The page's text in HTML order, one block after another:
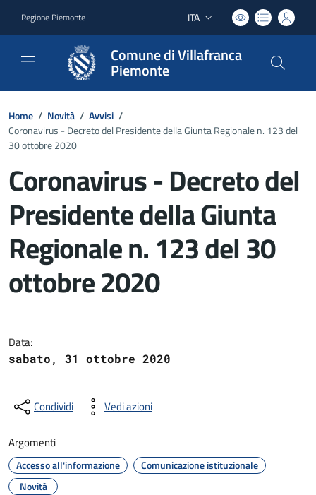
Regione Piemonte Lingua attiva:
ITA
Comune di Villafranca
Piemonte
Home / Novità / Avvisi /
Coronavirus - Decreto del Presidente della Giunta Regionale n. 123 del
30 ottobre 2020
Coronavirus - Decreto del
Presidente della Giunta
Regionale n. 123 del 30
ottobre 2020
Data:
sabato, 31 ottobre 2020
Condividi Vedi azioni
Argomenti
Accesso all'informazione
Comunicazione istituzionale
Novità